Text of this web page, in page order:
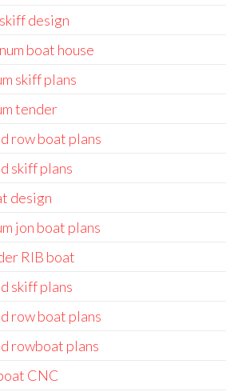
design
boat house
skiff plans
tender
row boat plans
skiff plans
design
jon boat plans
RIB boat
skiff plans
row boat plans
rowboat plans
CNC